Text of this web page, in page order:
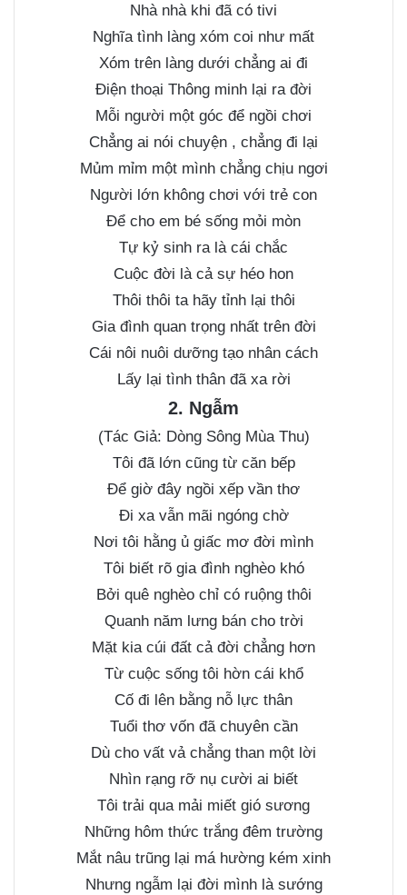
Nhà nhà khi đã có tivi
Nghĩa tình làng xóm coi như mất
Xóm trên làng dưới chẳng ai đi
Điện thoại Thông minh lại ra đời
Mỗi người một góc để ngồi chơi
Chẳng ai nói chuyện , chẳng đi lại
Mủm mỉm một mình chẳng chịu ngơi
Người lớn không chơi với trẻ con
Để cho em bé sống mỏi mòn
Tự kỷ sinh ra là cái chắc
Cuộc đời là cả sự héo hon
Thôi thôi ta hãy tỉnh lại thôi
Gia đình quan trọng nhất trên đời
Cái nôi nuôi dưỡng tạo nhân cách
Lấy lại tình thân đã xa rời
2. Ngẫm
(Tác Giả: Dòng Sông Mùa Thu)
Tôi đã lớn cũng từ căn bếp
Để giờ đây ngồi xếp vần thơ
Đi xa vẫn mãi ngóng chờ
Nơi tôi hằng ủ giấc mơ đời mình
Tôi biết rõ gia đình nghèo khó
Bởi quê nghèo chỉ có ruộng thôi
Quanh năm lưng bán cho trời
Mặt kia cúi đất cả đời chẳng hơn
Từ cuộc sống tôi hờn cái khổ
Cố đi lên bằng nỗ lực thân
Tuổi thơ vốn đã chuyên cần
Dù cho vất vả chẳng than một lời
Nhìn rạng rỡ nụ cười ai biết
Tôi trải qua mải miết gió sương
Những hôm thức trắng đêm trường
Mắt nâu trũng lại má hường kém xinh
Nhưng ngẫm lại đời mình là sướng